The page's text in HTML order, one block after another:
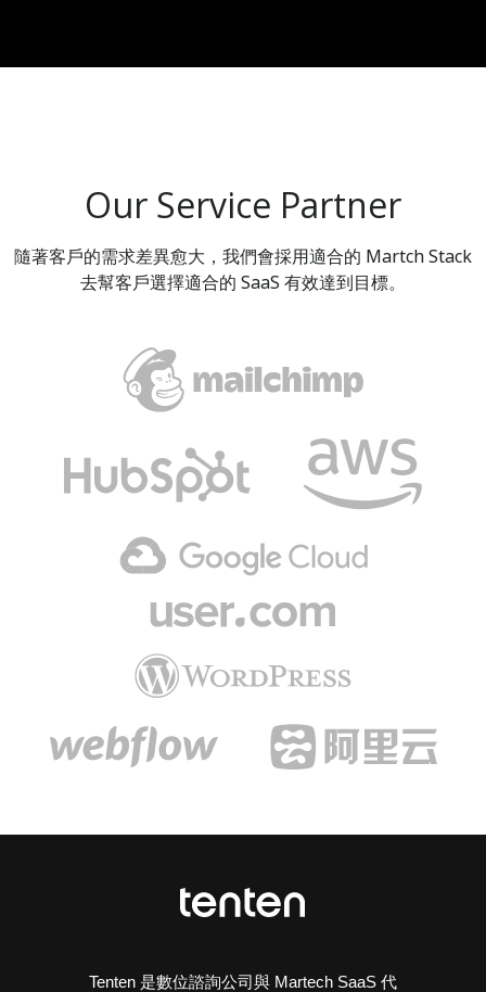
Our Service Partner
隨著客戶的需求差異愈大，我們會採用適合的 Martch Stack
去幫客戶選擇適合的 SaaS 有效達到目標。
Tenten 是數位諮詢公司與 Martech SaaS 代